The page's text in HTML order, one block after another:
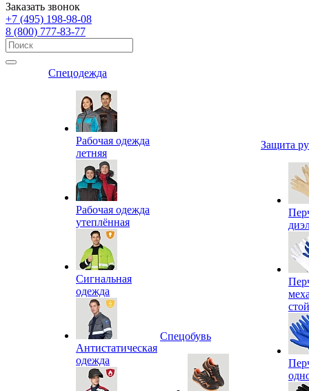
Заказать звонок
+7 (495) 198-98-08
8 (800) 777-83-77
Спецодежда
Рабочая одежда
летняя
Рабочая одежда
утеплённая
Сигнальная
одежда
Антистатическая
одежда
Спецобувь
Защита